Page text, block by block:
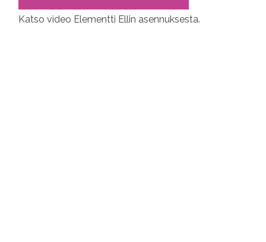
Katso video Elementti Ellin asennuksesta.